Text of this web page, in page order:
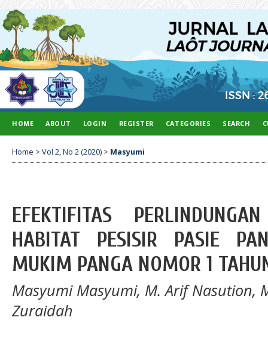
HOME ABOUT LOGIN REGISTER CATEGORIES SEARCH
Home > Vol 2, No 2 (2020) > Masyumi
EFEKTIFITAS
HABITAT PESISIR PASIE
MUKIM PANGA NOMOR 1
Masyumi Masyumi, M. Arif Nasution,
Zuraidah